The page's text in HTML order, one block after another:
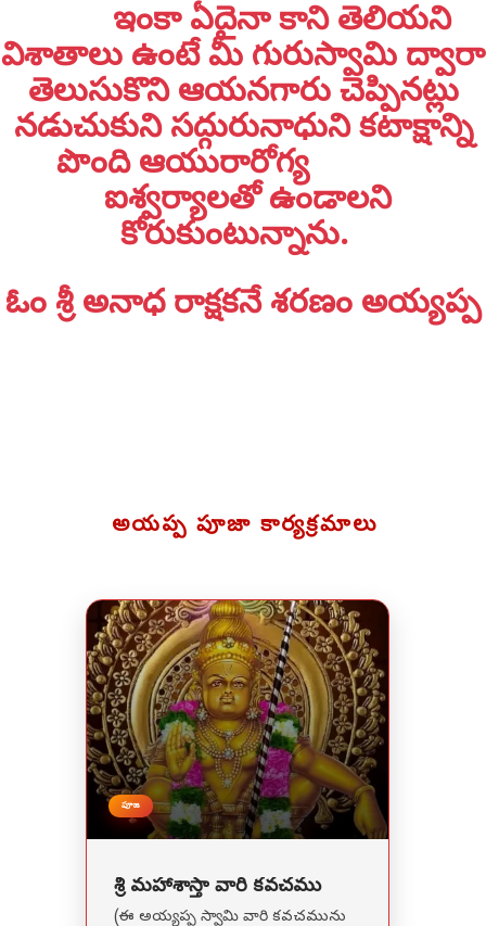
ఇంకా ఏదైనా కాని తెలియని
విశాతాలు ఉంటే మీ గురుస్వామి ద్వారా
తెలుసుకొని ఆయనగారు చెప్పినట్లు
నడుచుకుని సద్గురునాధుని కటాక్షాన్ని
పొంది ఆయురారోగ్య
ఐశ్వర్యాలతో ఉండాలని
కోరుకుంటున్నాను.
ఓం శ్రీ అనాధ రాక్షకనే శరణం అయ్యప్ప
అయప్ప పూజా కార్యక్రమాలు
పూజ
శ్రీ మహాశాస్తా వారి కవచము
(ఈ అయ్యప్ప స్వామి వారి కవచమును